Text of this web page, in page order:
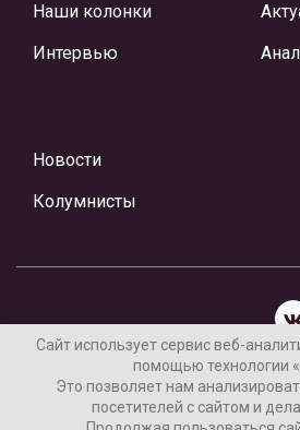
Наши колонки
Интервью
Новости
Колумнисты
Материалы предоставлены
Сайт использует сервис веб-
помощью технологии
Это позволяет нам
посетителей с сайтом и